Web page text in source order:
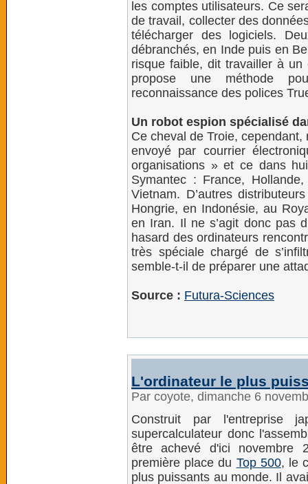
les comptes utilisateurs. Ce
de travail, collecter des
télécharger des logiciels.
débranchés, en Inde puis en
risque faible, dit travailler à
propose une méthode
reconnaissance des polices
Un robot espion spécialisé
Ce cheval de Troie,
envoyé par courrier
organisations » et ce dans
Symantec : France,
Vietnam. D’autres
Hongrie, en Indonésie, au
en Iran. Il ne s’agit donc pas
hasard des ordinateurs
très spéciale chargé de
semble-t-il de préparer une
Source : Futura-Sciences
L'ordinateur le plus
Par coyote, dimanche 6
Construit par l'entreprise
supercalculateur donc
être achevé d'ici novembre
première place du Top 500, le
plus puissants au monde. Il